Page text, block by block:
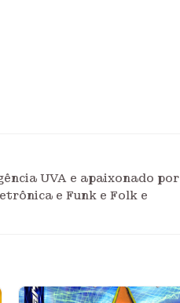
UVA e apaixonado por
e Funk e Folk e